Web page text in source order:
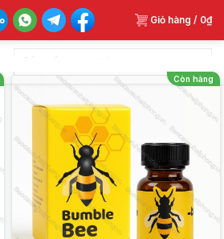
Giỏ hàng / 0₫
Còn hàng